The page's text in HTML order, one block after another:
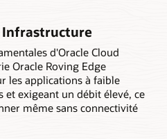
Infrastructure
d'Oracle Cloud
Oracle Roving Edge
les applications à faible
et exigeant un débit élevé, ce
même sans connectivité